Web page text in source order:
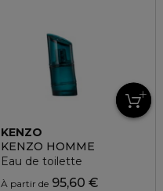
KENZO
KENZO HOMME
Eau de toilette
À partir de95,60 €